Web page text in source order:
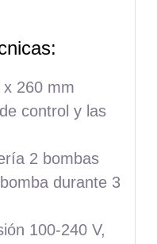
260 mm
control y las
2 bombas
durante 3
100-240 V,